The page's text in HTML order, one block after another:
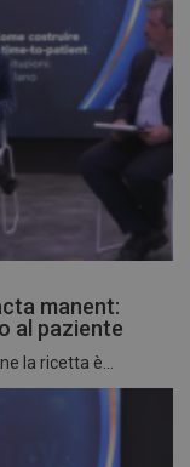
manent:
al paziente
la ricetta è...